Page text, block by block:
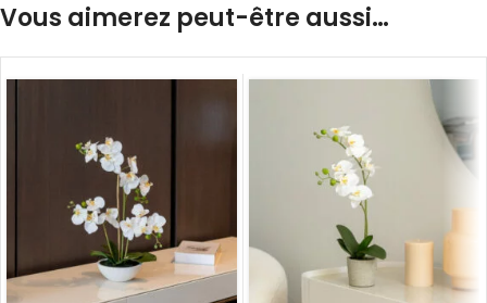
Vous aimerez peut-être aussi…